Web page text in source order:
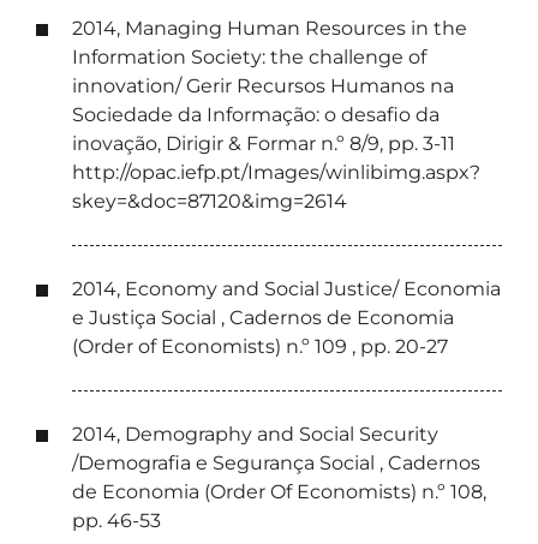
2014, Managing Human Resources in the
Information Society: the challenge of
innovation/ Gerir Recursos Humanos na
Sociedade da Informação: o desafio da
inovação, Dirigir & Formar n.º 8/9, pp. 3-11
http://opac.iefp.pt/Images/winlibimg.aspx?
skey=&doc=87120&img=2614
2014, Economy and Social Justice/ Economia
e Justiça Social , Cadernos de Economia
(Order of Economists) n.º 109 , pp. 20-27
2014, Demography and Social Security
/Demografia e Segurança Social , Cadernos
de Economia (Order Of Economists) n.º 108,
pp. 46-53